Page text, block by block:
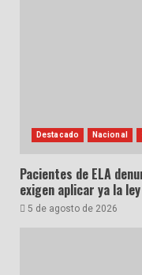
Destacado Nacional
Pacientes de ELA
exigen aplicar ya la
5 de agosto de 2026